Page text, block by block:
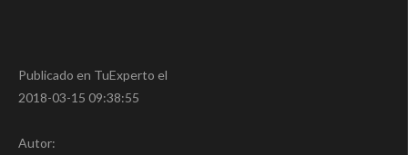
Publicado en TuExperto el
2018-03-15 09:38:55
Autor: